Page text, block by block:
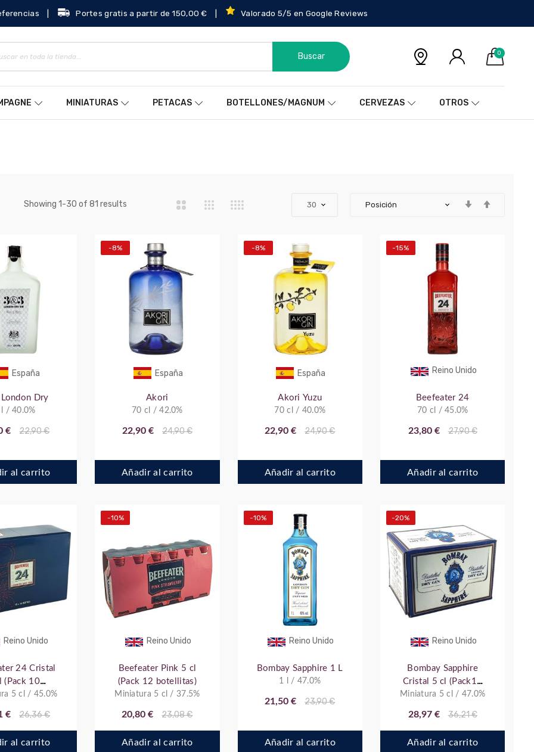
Portes gratis a partir de 150,00 € Valorado 5/5 en Google Reviews
0
Buscar
MINIATURAS PETACAS BOTELLONES/MAGNUM CERVEZAS OTROS
Showing 1-30 of 81 results
España
Dry
l / 40.0%
€ 22,90 €
al carrito
España
-8%
Akori
70 cl / 42.0%
22,90 € 24,90 €
Añadir al carrito
España
-8%
Akori Yuzu
70 cl / 40.0%
22,90 € 24,90 €
Añadir al carrito
Reino Unido
-15%
Beefeater 24
70 cl / 45.0%
23,80 € 27,90 €
Añadir al carrito
Reino Unido
24 Cristal
(Pack 10
5 cl / 45.0%
€ 26,36 €
al carrito
Reino Unido
-10%
Beefeater Pink 5 cl
(Pack 12 botellitas)
Miniatura 5 cl / 37.5%
20,80 € 23,08 €
Añadir al carrito
Reino Unido
-10%
Bombay Sapphire 1 L
1 l / 47.0%
21,50 € 23,90 €
Añadir al carrito
Reino Unido
-20%
Bombay Sapphire
Cristal 5 cl (Pack12
botellitas)
Miniatura 5 cl / 47.0%
28,97 € 36,21 €
Añadir al carrito